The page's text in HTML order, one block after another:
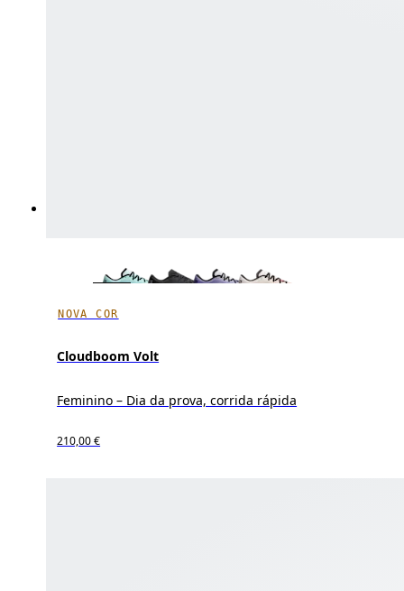
NOVA COR
Cloudboom Volt
Feminino – Dia da prova, corrida rápida
210,00 €